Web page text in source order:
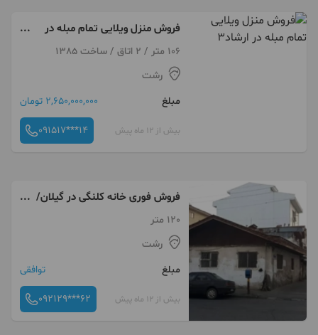
فروش منزل ویلایی تمام مبله در
ارشاد3
106 متر / 2 اتاق / ساخت 1385
رشت
مبلغ
2,650,000,000 تومان
بیش از 12 ماه پیش 091517***14
فروش فوری خانه کلنگی در گیلان/
رشت
120 متر
رشت
مبلغ
توافقی
بیش از 12 ماه پیش 092129***62